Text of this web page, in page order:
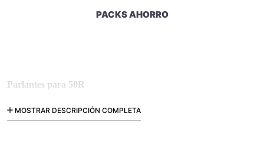
PACKS AHORRO
Parlantes para 50R
Juego de parlantes de reemplazo para SENA 50R
MOSTRAR DESCRIPCIÓN COMPLETA